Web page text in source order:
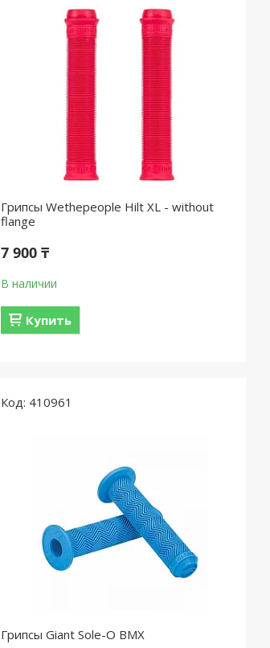
Грипсы Wethepeople Hilt XL - without
flange
7 900 ₸
В наличии
Купить
410961
Грипсы Giant Sole-O BMX